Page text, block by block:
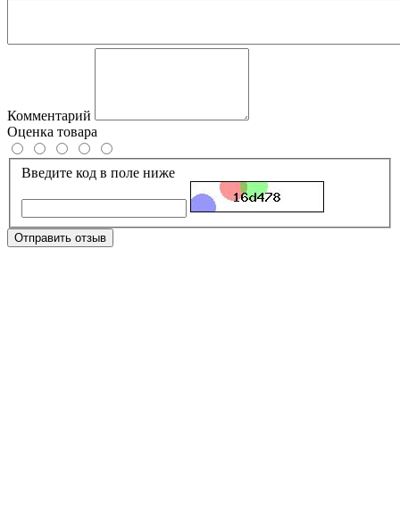
Комментарий
Оценка товара
Введите код в поле ниже
Отправить отзыв